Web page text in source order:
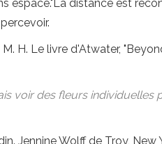
distance est
H. Le livre d'Atwater,
voir des fleurs individuelles
Jennine Wolff de Troy,